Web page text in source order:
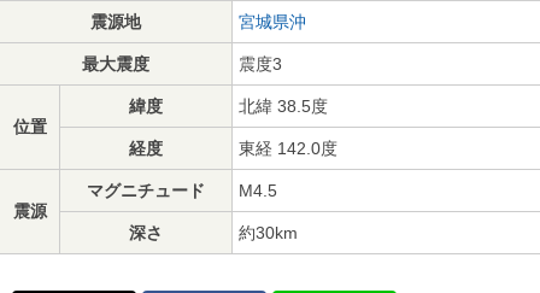
震源地 宮城県沖
最大震度 震度3
位置
緯度 北緯 38.5度
経度 東経 142.0度
震源
マグニチュード M4.5
深さ 約30km